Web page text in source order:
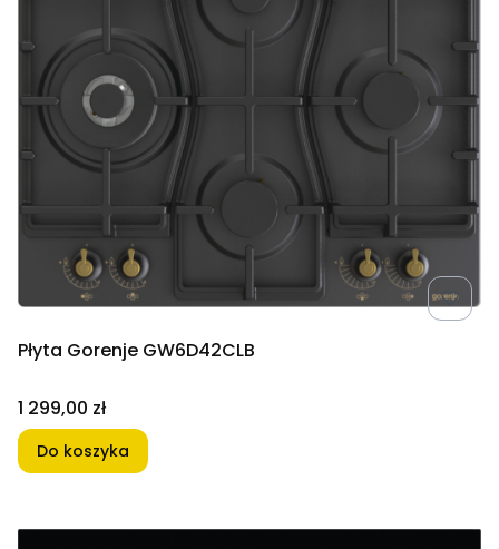
Płyta Gorenje GW6D42CLB
Cena
1 299,00 zł
Do koszyka